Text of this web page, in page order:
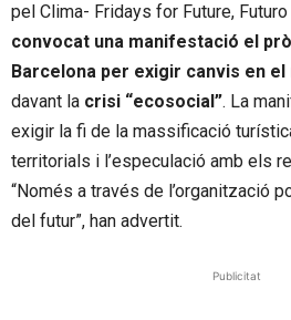
pel Clima- Fridays for Future,
convocat una manifestació el
Barcelona per exigir canvis en
davant la crisi “ecosocial”. La
exigir la fi de la massificació
territorials i l’especulació amb els
“Només a través de l’organització
del futur”, han advertit.
Publicitat